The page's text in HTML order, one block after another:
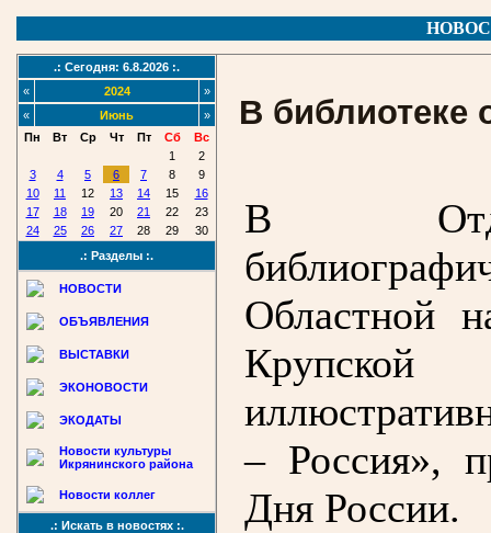
.: Сегодня: 6.8.2026 :.
«
2024
»
«
Июнь
»
Пн
Вт Ср Чт Пт Сб
Вс
1
2
3
4 5 6 7 8
9
10
11 12 13 14 15
16
17
18 19 20 21 22
23
24
25 26 27 28 29
30
.: Разделы :.
НОВОСТИ
ОБЪЯВЛЕНИЯ
ВЫСТАВКИ
ЭКОНОВОСТИ
ЭКОДАТЫ
Новости культуры
Икрянинского района
Новости коллег
.: Искать в новостях :.
В библиотеке
В
Областной
– Россия»,
Дня России.